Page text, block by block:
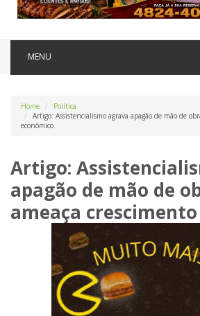
MENU
Home
Política
Artigo: Assistencialismo agrava apagão de mão de
econômico
Artigo:
apagão de mão de
ameaça